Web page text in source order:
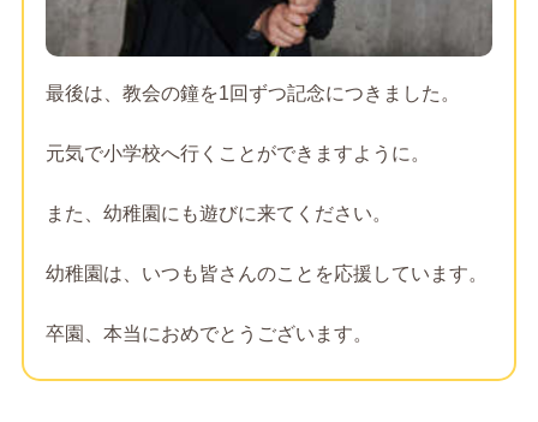
最後は、教会の鐘を1回ずつ記念につきました。
元気で小学校へ行くことができますように。
また、幼稚園にも遊びに来てください。
幼稚園は、いつも皆さんのことを応援しています。
卒園、本当におめでとうございます。